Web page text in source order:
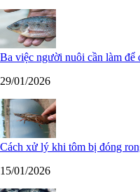
Ba việc người nuôi cần làm
29/01/2026
Cách xử lý khi tôm bị đóng
15/01/2026